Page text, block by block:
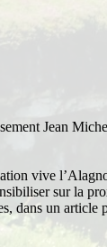
Jean
vive
sur la
dans un